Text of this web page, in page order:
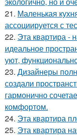
21. Маленькая
ассоциируется с
22. Эта квартира -
идеальное
уют,
23. Дизайнеры
создали
гармонично
комфортом.
24. Эта квартира
25. Эта квартира